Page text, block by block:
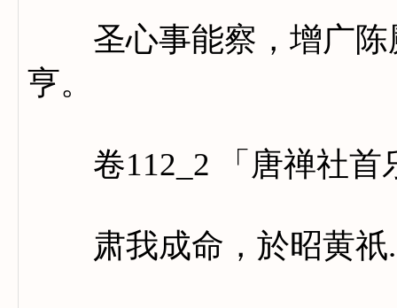
圣心事能察，增广陈
亨。
卷112_2 「唐禅社首
肃我成命，於昭黄祇.